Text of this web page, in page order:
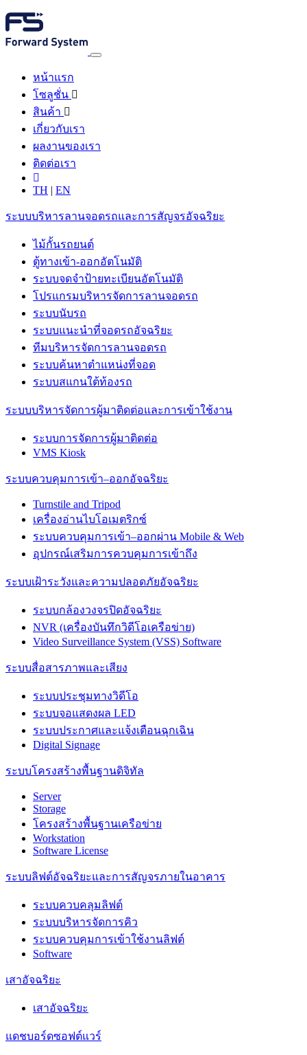
หน้าแรก
โซลูชั่น
สินค้า
เกี่ยวกับเรา
ผลงานของเรา
ติดต่อเรา
TH | EN
ระบบบริหารลานจอดรถและการสัญจรอัจฉริยะ
ไม้กั้นรถยนต์
ตู้ทางเข้า-ออกอัตโนมัติ
ระบบจดจำป้ายทะเบียนอัตโนมัติ
โปรแกรมบริหารจัดการลานจอดรถ
ระบบนับรถ
ระบบแนะนำที่จอดรถอัจฉริยะ
ทีมบริหารจัดการลานจอดรถ
ระบบค้นหาตำแหน่งที่จอด
ระบบสแกนใต้ท้องรถ
ระบบบริหารจัดการผู้มาติดต่อและการเข้าใช้งาน
ระบบการจัดการผู้มาติดต่อ
VMS Kiosk
ระบบควบคุมการเข้า–ออกอัจฉริยะ
Turnstile and Tripod
เครื่องอ่านไบโอเมตริกซ์
ระบบควบคุมการเข้า–ออกผ่าน Mobile & Web
อุปกรณ์เสริมการควบคุมการเข้าถึง
ระบบเฝ้าระวังและความปลอดภัยอัจฉริยะ
ระบบกล้องวงจรปิดอัจฉริยะ
NVR (เครื่องบันทึกวิดีโอเครือข่าย)
Video Surveillance System (VSS) Software
ระบบสื่อสารภาพและเสียง
ระบบประชุมทางวิดีโอ
ระบบจอแสดงผล LED
ระบบประกาศและแจ้งเตือนฉุกเฉิน
Digital Signage
ระบบโครงสร้างพื้นฐานดิจิทัล
Server
Storage
โครงสร้างพื้นฐานเครือข่าย
Workstation
Software License
ระบบลิฟต์อัจฉริยะและการสัญจรภายในอาคาร
ระบบควบคลุมลิฟต์
ระบบบริหารจัดการคิว
ระบบควบคุมการเข้าใช้งานลิฟต์
Software
เสาอัจฉริยะ
เสาอัจฉริยะ
แดชบอร์ดซอฟต์แวร์